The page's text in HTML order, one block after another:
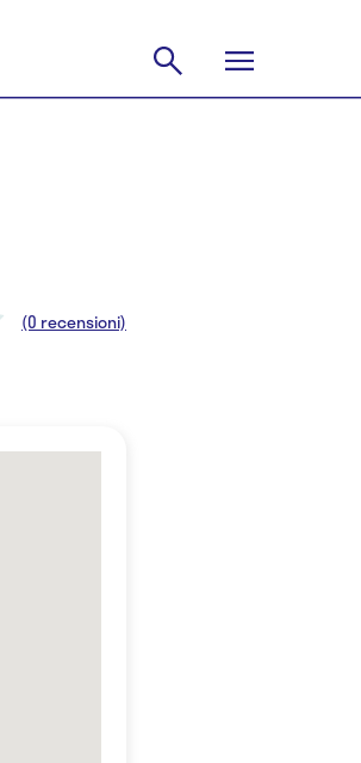
(0 recensioni)